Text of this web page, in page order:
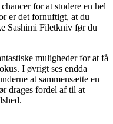
for at studere en hel
er det fornuftigt, at du
Sashimi Filetkniv før du
muligheder for at få
I øvrigt ses endda
at sammensætte en
drages fordel af til at